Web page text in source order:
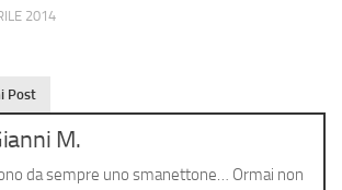
2014
Post
M.
da sempre uno smanettone… Ormai non